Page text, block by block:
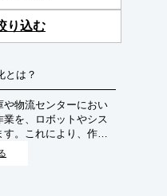
り込む
とは？
物流センターにおい
を、ロボットやシス
。これにより、作業
、作業員の負担軽減